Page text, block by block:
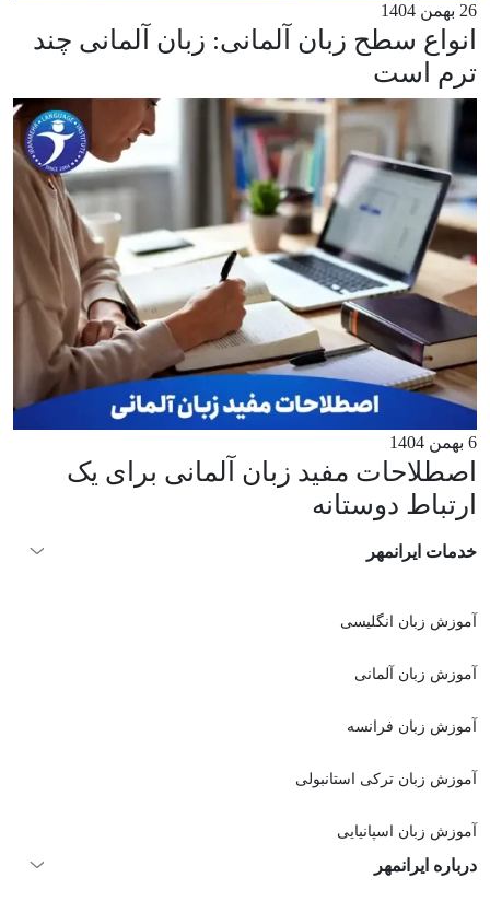
26 بهمن 1404
انواع سطح زبان آلمانی: زبان آلمانی چند
ترم است
6 بهمن 1404
اصطلاحات مفید زبان آلمانی برای یک
ارتباط دوستانه
خدمات ایرانمهر
آموزش زبان انگلیسی
آموزش زبان آلمانی
آموزش زبان فرانسه
آموزش زبان ترکی استانبولی
آموزش زبان اسپانیایی
درباره ایرانمهر